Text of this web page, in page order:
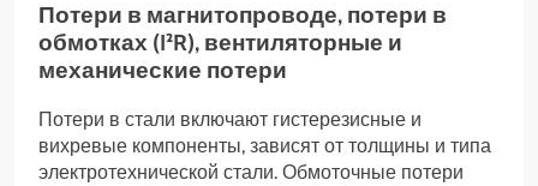
Потери в магнитопроводе, потери в
обмотках (I²R), вентиляторные и
механические потери
Потери в стали включают гистерезисные и
вихревые компоненты, зависят от толщины и типа
электротехнической стали. Обмоточные потери